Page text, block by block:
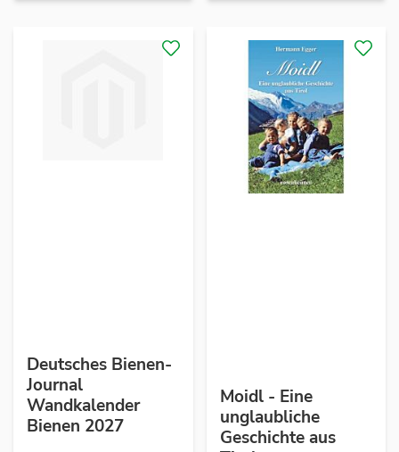
Deutsches Bienen-
Journal
Wandkalender
Bienen 2027
Moidl - Eine
unglaubliche
Geschichte aus